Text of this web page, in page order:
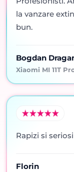
la vanzare
bun.
Bogdan
Xiaomi MI 11T
Rapizi si
Florin